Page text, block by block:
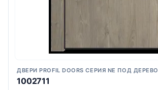
ДВЕРИ PROFIL DOORS СЕРИЯ NE ПОД ДЕРЕВО
1002711